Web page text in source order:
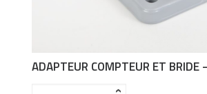
ADAPTEUR COMPTEUR ET
‹